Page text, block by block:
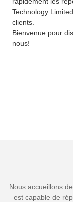
Technology
clients.
Bienvenue pour
nous!
Nous accueillons
est capable de